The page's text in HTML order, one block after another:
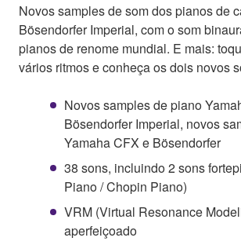
Novos samples de som dos pianos de
Bösendorfer Imperial, com o som
pianos de renome mundial. E mais:
vários ritmos e conheça os dois novos
Novos samples de piano
Bösendorfer Imperial, novos
Yamaha CFX e Bösendorfer
38 sons, incluindo 2 sons
Piano / Chopin Piano)
VRM (Virtual Resonance
aperfeiçoado